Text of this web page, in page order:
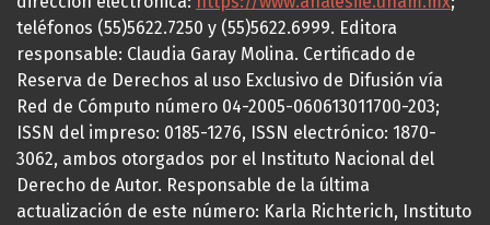
teléfonos (55)5622.7250 y (55)5622.6999. Editora
responsable: Claudia Garay Molina. Certificado de
Reserva de Derechos al uso Exclusivo de Difusión vía
Red de Cómputo número 04-2005-060613011700-203;
ISSN del impreso: 0185-1276, ISSN electrónico: 1870-
3062, ambos otorgados por el Instituto Nacional del
Derecho de Autor. Responsable de la última
actualización de este número: Karla Richterich, Instituto